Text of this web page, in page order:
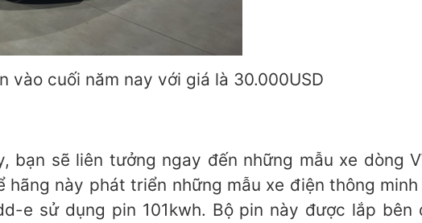
vào cuối năm nay với giá là 30.000USD
bạn sẽ liên tưởng ngay đến những mẫu xe dòng
hãng này phát triển những mẫu xe điện thông
e sử dụng pin 101kwh. Bộ pin này được lắp bên